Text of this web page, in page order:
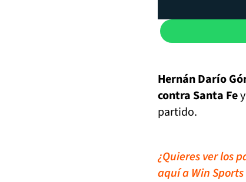
Hernán Darío
contra Santa Fe
partido.
¿Quieres ver los
aquí a Win